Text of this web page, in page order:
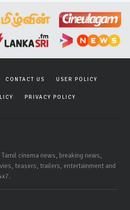
CONTACT US USER POLICY
PRIVACY POLICY
cinema news, breaking news,
teasers, trailers, entertainment and